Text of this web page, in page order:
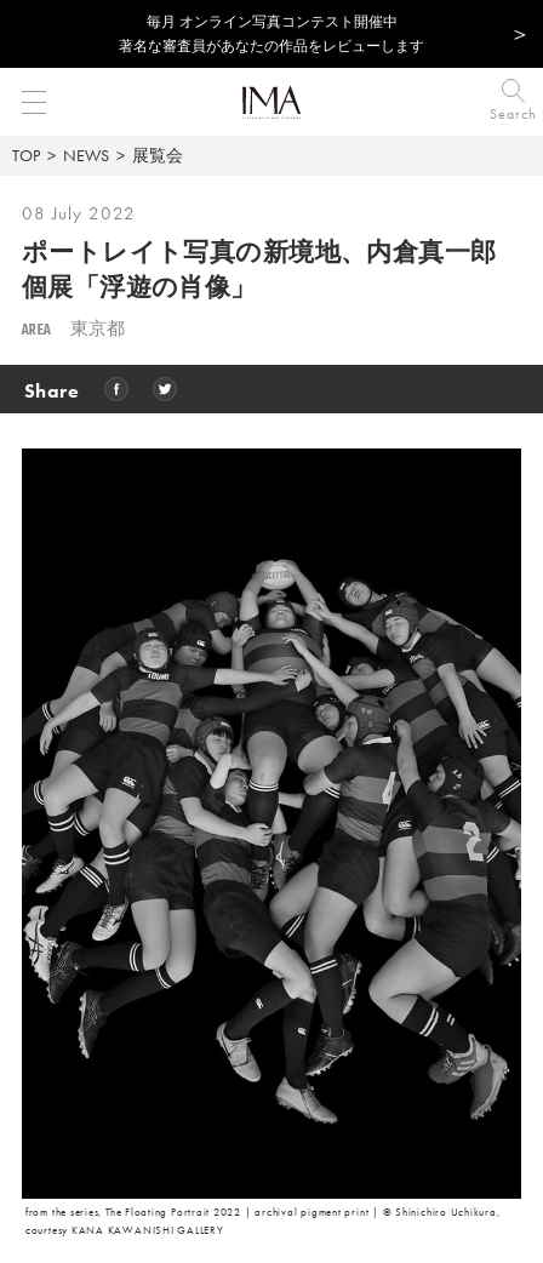
毎⽉ オンライン写真コンテスト開催中
著名な審査員があなたの作品をレビューします
Search
TOP NEWS 展覧会
08 July 2022
ポートレイト写真の新境地、 内倉真一郎
個展「浮遊の肖像」
AREA 東京都
Share
from the series, The Floating Portrait 2022 | archival pigment print | ©︎ Shinichiro Uchikura,
courtesy KANA KAWANISHI GALLERY